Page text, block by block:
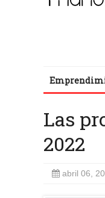
Las
2022
abril 06,